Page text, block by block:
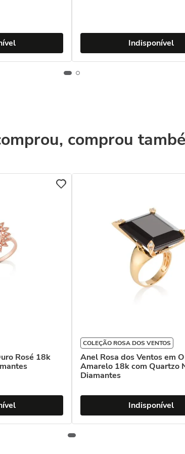
Indisponível
comprou
Rosé 18k
COLEÇÃO ROSA DOS VENTOS
Anel Rosa dos Ventos em
Amarelo 18k com Quartzo
Diamantes
Indisponível